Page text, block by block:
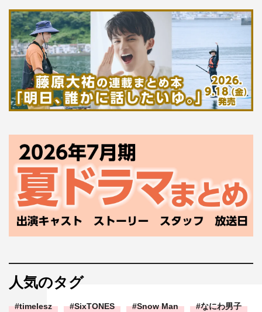
人気のタグ
timelesz SixTONES Snow Man なにわ男子